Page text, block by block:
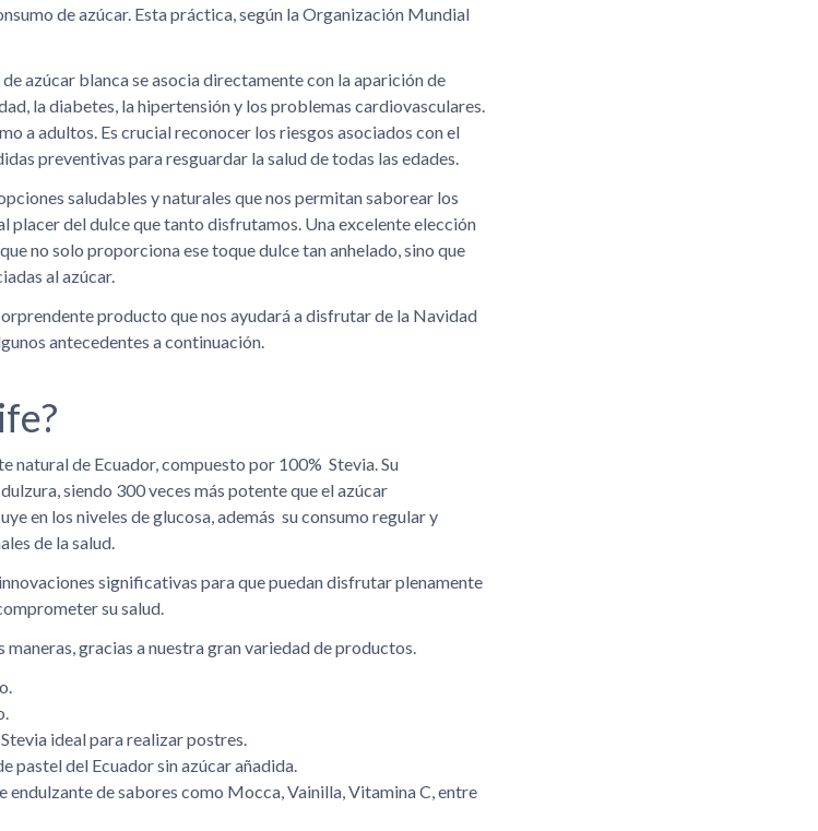
de azúcar. Esta práctica, según la Organización Mundial
azúcar blanca se asocia directamente con la aparición de
la diabetes, la hipertensión y los problemas cardiovasculares.
a adultos. Es crucial reconocer los riesgos asociados con el
preventivas para resguardar la salud de todas las edades.
saludables y naturales que nos permitan saborear los
placer del dulce que tanto disfrutamos. Una excelente elección
no solo proporciona ese toque dulce tan anhelado, sino que
al azúcar.
producto que nos ayudará a disfrutar de la Navidad
antecedentes a continuación.
natural de Ecuador, compuesto por 100% Stevia. Su
siendo 300 veces más potente que el azúcar
en los niveles de glucosa, además su consumo regular y
de la salud.
significativas para que puedan disfrutar plenamente
su salud.
gracias a nuestra gran variedad de productos.
ideal para realizar postres.
pastel del Ecuador sin azúcar añadida.
de sabores como Mocca, Vainilla, Vitamina C, entre